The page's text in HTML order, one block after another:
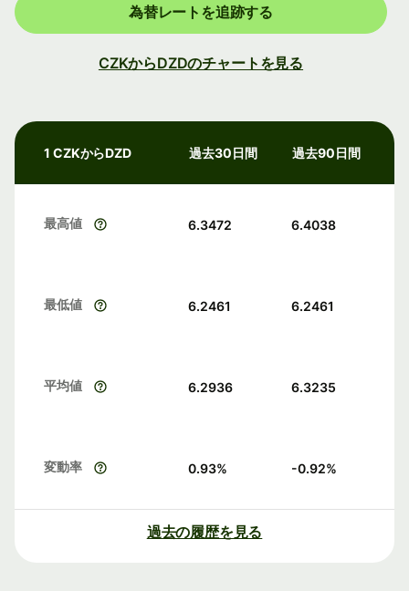
為替レートを追跡する
CZKからDZDのチャートを見る
1 CZKからDZD 過去30日間 過去90日間
最高値 6.3472 6.4038
最低値 6.2461 6.2461
平均値 6.2936 6.3235
変動率 0.93% -0.92%
過去の履歴を見る